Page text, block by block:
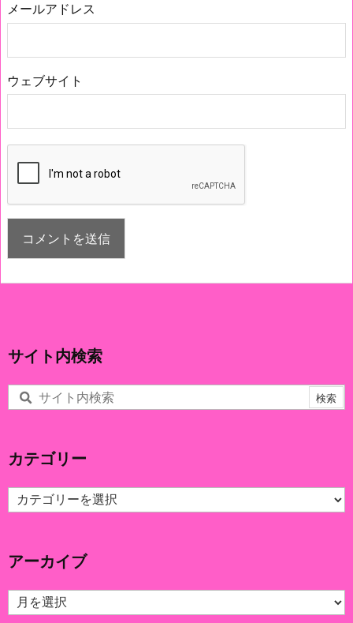
メールアドレス
ウェブサイト
サイト内検索
カテゴリー
カ
テ
ー
アーカイブ
ア
ー